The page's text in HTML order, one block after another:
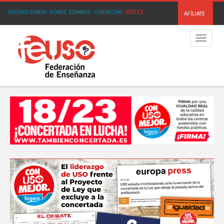
QUIÉNES SOMOS· DÓNDE ESTAMOS· CONTACTAR· USO.ES AFÍLIATE
Menú